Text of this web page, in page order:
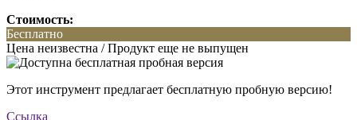
Стоимость:
Бесплатно
Цена неизвестна / Продукт еще не выпущен
Этот инструмент предлагает бесплатную пробную версию!
Ссылка